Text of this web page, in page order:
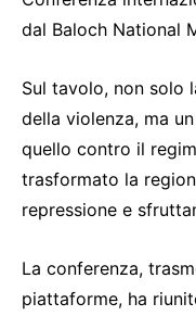
dal Baloch National
Sul tavolo, non solo
della violenza, ma
quello contro il
trasformato la
repressione e
La conferenza,
piattaforme, ha